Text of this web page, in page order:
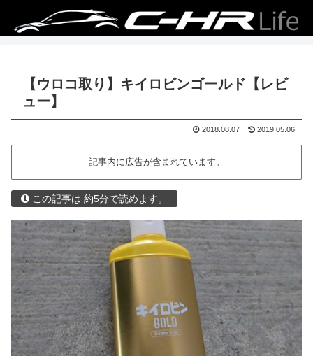
【ウロコ取り】キイロビンゴールド【レビ
ュー】
2018.08.07 2019.05.06
記事内に広告が含まれています。
この記事は 約5分で読めます。